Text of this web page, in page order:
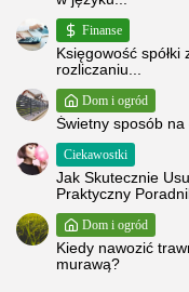
Finanse
Księgowość spółki
rozliczaniu...
Dom i ogród
Świetny sposób
Ciekawostki
Jak Skutecznie
Praktyczny
Dom i ogród
Kiedy nawozić
murawą?